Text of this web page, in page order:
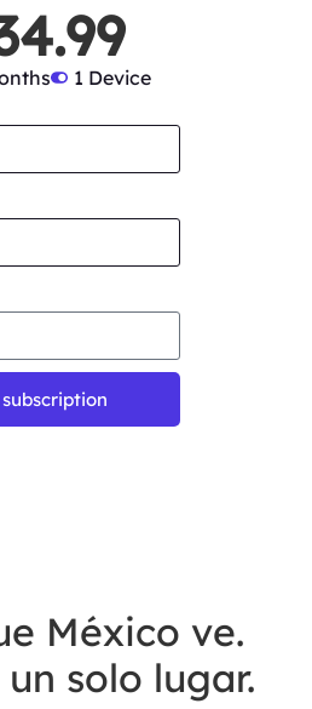
1 Device
México ve.
solo lugar.